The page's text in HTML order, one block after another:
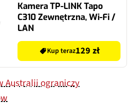
Kamera TP-LINK Tapo
C310 Zewnętrzna, Wi-Fi /
LAN
Kup teraz129 zł
Australii ograniczy